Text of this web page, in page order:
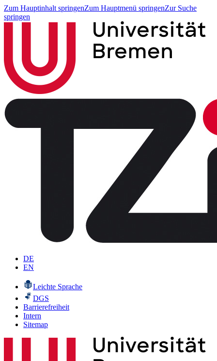
Zum Hauptinhalt springenZum Hauptmenü springenZur Suche
springen
DE
EN
Leichte Sprache
DGS
Barrierefreiheit
Intern
Sitemap